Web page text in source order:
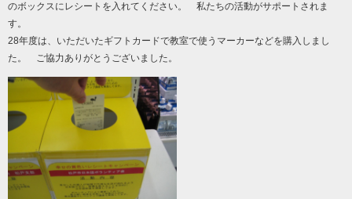
のボックスにレシートを入れてください。 私たちの活動がサポートされま
す。
28年度は、いただいたギフトカードで教室で使うマーカーなどを購入しまし
た。 ご協力ありがとうございました。